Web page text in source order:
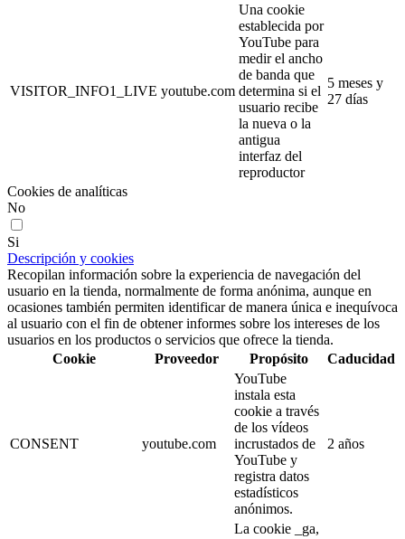
VISITOR_INFO1_LIVE youtube.com
Una cookie
establecida por
YouTube para
medir el ancho
de banda que
determina si el
usuario recibe
la nueva o la
antigua
interfaz del
reproductor
5 meses y
27 días
Cookies de analíticas
No
Si
Descripción y cookies
Recopilan información sobre la experiencia de navegación del
usuario en la tienda, normalmente de forma anónima, aunque en
ocasiones también permiten identificar de manera única e inequívoca
al usuario con el fin de obtener informes sobre los intereses de los
usuarios en los productos o servicios que ofrece la tienda.
Cookie
Proveedor Propósito Caducidad
CONSENT youtube.com
YouTube
instala esta
cookie a través
de los vídeos
incrustados de
YouTube y
registra datos
estadísticos
anónimos.
2 años
La cookie _ga,